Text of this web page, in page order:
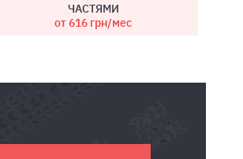
ЧАСТЯМИ
от 616 грн/мес